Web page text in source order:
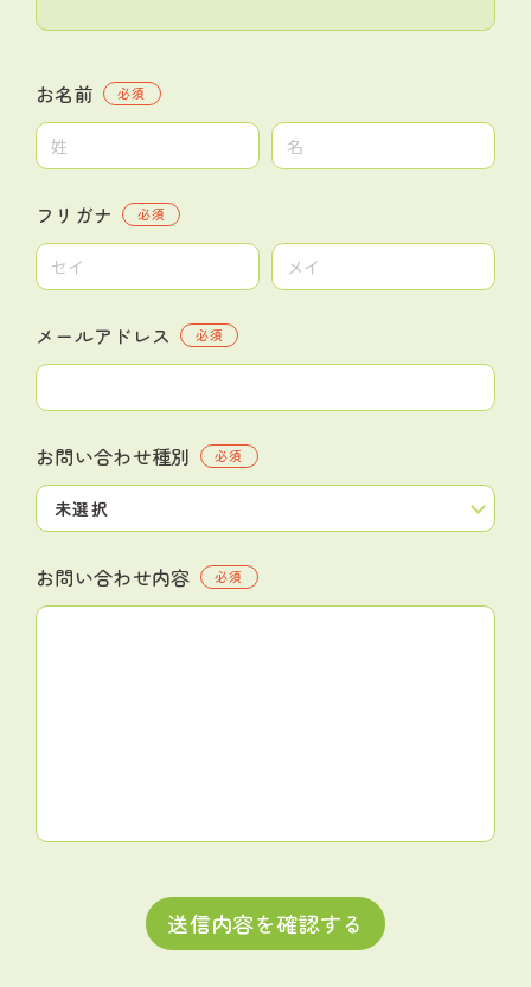
お名前 必須
フリガナ 必須
メールアドレス 必須
お問い合わせ種別 必須
お問い合わせ内容 必須
送信内容を確認する